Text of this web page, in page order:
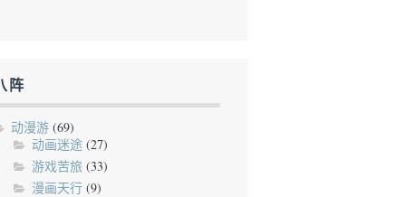
阵
动漫游(69)
动画迷途(27)
游戏苦旅(33)
漫画天行(9)